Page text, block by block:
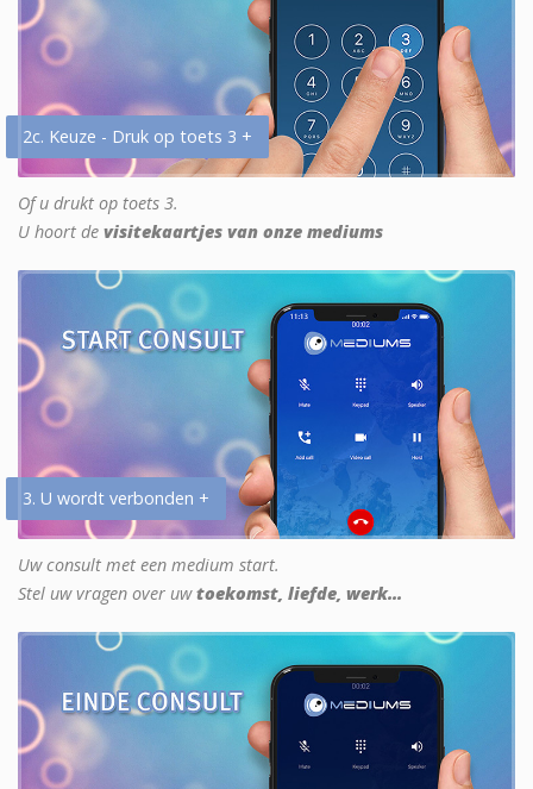
2c. Keuze - Druk op toets 3 +
Of u drukt op toets 3.
U hoort de visitekaartjes van onze mediums
3. U wordt verbonden +
Uw consult met een medium start.
Stel uw vragen over uwtoekomst, liefde, werk...